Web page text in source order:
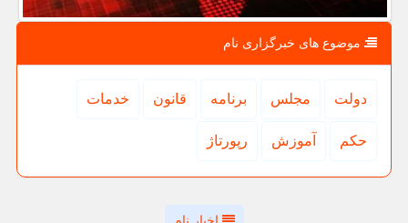
موضوع های خبرگزاری نام
دولت مجلس برنامه قانون خدمات
حكم آموزش رپورتاژ